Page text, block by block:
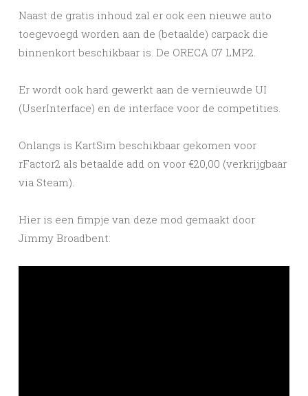
Naast de gratis inhoud zal er ook een nieuwe auto
toegevoegd worden aan de (betaalde) carpack die
binnenkort beschikbaar is. De ORECA 07 LMP2.
Er wordt ook hard gewerkt aan de vernieuwde UI
(UserInterface) en de interface voor de competities.
Onlangs is KartSim beschikbaar gekomen voor
rFactor2 als betaalde add on voor €20,00 (verkrijgbaar
via Steam).
Hier is een fimpje van deze mod gemaakt door
Jimmy Broadbent: